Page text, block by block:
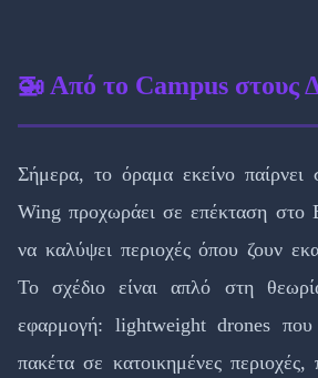
🚁 Από το Campus στους
Σήμερα, το όραμα εκείνο
Wing προχωράει σε επέκταση στο
να καλύψει περιοχές όπου ζουν
Το σχέδιο είναι απλό στη
εφαρμογή: lightweight drones που
πακέτα σε κατοικημένες περιοχές,